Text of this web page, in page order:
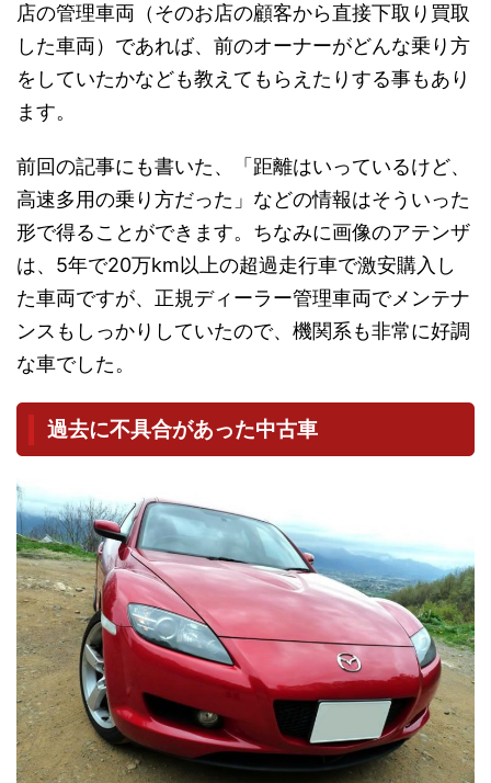
店の管理車両（そのお店の顧客から直接下取り買取
した車両）であれば、前のオーナーがどんな乗り方
をしていたかなども教えてもらえたりする事もあり
ます。
前回の記事にも書いた、「距離はいっているけど、
高速多用の乗り方だった」などの情報はそういった
形で得ることができます。ちなみに画像のアテンザ
は、5年で20万km以上の超過走行車で激安購入し
た車両ですが、正規ディーラー管理車両でメンテナ
ンスもしっかりしていたので、機関系も非常に好調
な車でした。
過去に不具合があった中古車